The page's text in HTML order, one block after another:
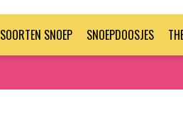
SOORTEN SNOEP SNOEPDOOSJES